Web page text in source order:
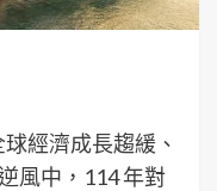
經濟成長趨緩、
風中，114 年對